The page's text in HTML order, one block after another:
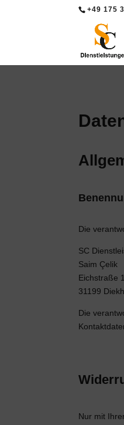
+49 175
Die
SC
Saim Çelik
Eichstraße
31199
Die
Nur mit